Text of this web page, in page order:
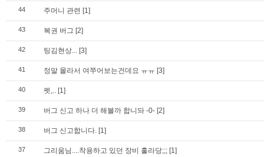
44 주머니 관련 [1]
43 복권 버그 [2]
42 팅김현상... [3]
41 정말 몰라서 여쭈어보는건데요 ㅠㅠ [3]
40 펫,.. [1]
39 버그 신고 하나 더 해볼까 합니돠 -0- [2]
38 버그 신고합니다. [1]
37 그리움님....착용하고 있던 장비 훌라당;;; [1]